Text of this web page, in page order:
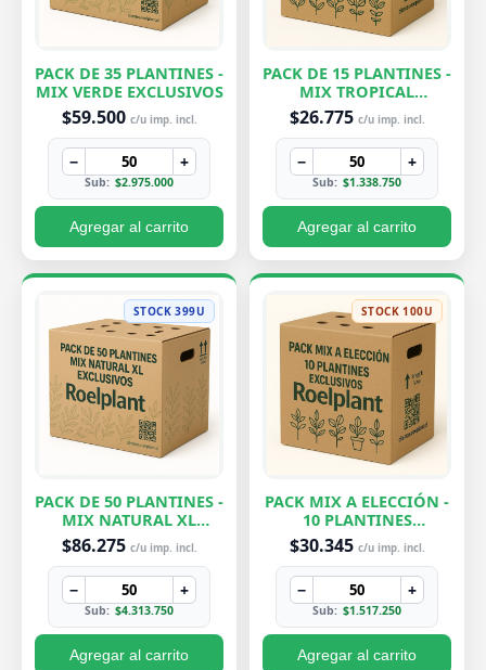
PACK DE 35 PLANTINES -
MIX VERDE EXCLUSIVOS
$59.500 c/u imp. incl.
− +
Sub: $2.975.000
Agregar al carrito
PACK DE 15 PLANTINES -
MIX TROPICAL
EXCLUSIVOS
$26.775 c/u imp. incl.
− +
Sub: $1.338.750
Agregar al carrito
STOCK 399U
PACK DE 50 PLANTINES -
MIX NATURAL XL
EXCLUSIVOS
$86.275 c/u imp. incl.
− +
Sub: $4.313.750
Agregar al carrito
STOCK 100U
PACK MIX A ELECCIÓN -
10 PLANTINES
EXCLUSIVOS
$30.345 c/u imp. incl.
− +
Sub: $1.517.250
Agregar al carrito